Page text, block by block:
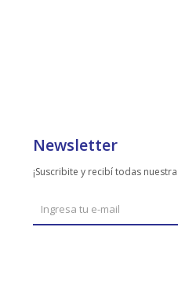
Newsletter
¡Suscribite y recibí todas